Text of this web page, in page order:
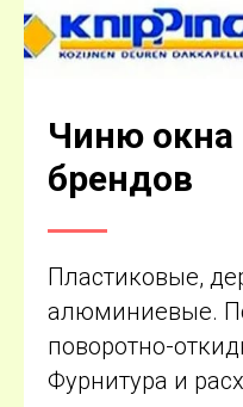
Чиню окна
брендов
Пластиковые,
алюминиевые.
поворотно-
Фурнитура и